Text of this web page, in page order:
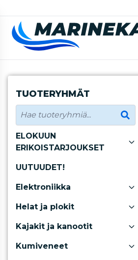
TUOTERYHMÄT
ELOKUUN
ERIKOISTARJOUKSET
UUTUUDET!
Elektroniikka
Helat ja plokit
Kajakit ja kanootit
Kumiveneet